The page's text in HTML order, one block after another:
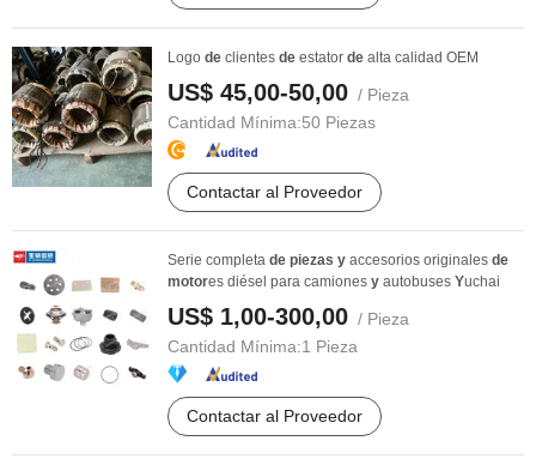
Logo de clientes de estator de alta calidad OEM
US$ 45,00-50,00 / Pieza
Cantidad Mínima:50 Piezas
Contactar al Proveedor
Serie completa de piezas y accesorios originales de
motores diésel para camiones y autobuses Yuchai
US$ 1,00-300,00 / Pieza
Cantidad Mínima:1 Pieza
Contactar al Proveedor